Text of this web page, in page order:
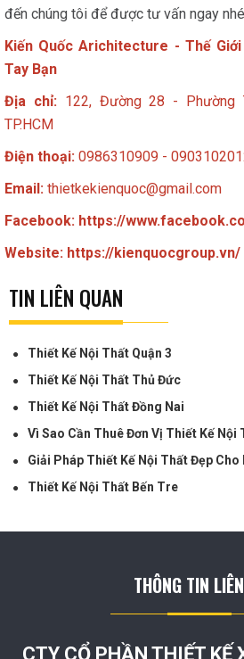
đến chúng tôi để được tư vấn ngay
Kiến Quốc Arichitecture - Thế
Tay Bạn
Địa chỉ: 122, Đường 28 - Phường
TP.HCM
Điện thoại: 0986310909 -
Email: thietkekienquoc@gmail.com
Facebook: https://
Website: https://kienquocgroup.vn/
TIN LIÊN QUAN
Thiết Kế Nội Thất Quận 3
Thiết Kế Nội Thất Thủ Đức
Thiết Kế Nội Thất Đồng Nai
Vì Sao Cần Thuê Đơn Vị Thiết Kế Nội
Giải Pháp Thiết Kế Nội Thất Đẹp Cho
Thiết Kế Nội Thất Bến Tre
THÔNG TIN
CTY CỔ PHẦN THIẾT KẾ